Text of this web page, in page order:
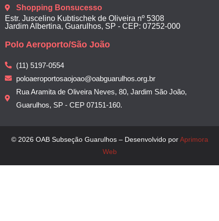
Shopping Bonsucesso
Estr. Juscelino Kubtischek de Oliveira nº 5308
Jardim Albertina, Guarulhos, SP - CEP: 07252-000
Polo Aeroporto/São João
(11) 5197-0554
poloaeroportosaojoao@oabguarulhos.org.br
Rua Aramita de Oliveira Neves, 80, Jardim São João,
Guarulhos, SP - CEP 07151-160.
© 2026 OAB Subseção Guarulhos – Desenvolvido porAprimora
Web